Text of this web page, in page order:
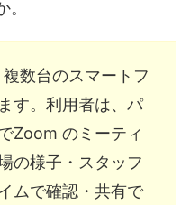
数台のスマートフ
す。 利用者は、パ
Zoom のミーティ
の様子・スタッフ
ムで確認・共有で